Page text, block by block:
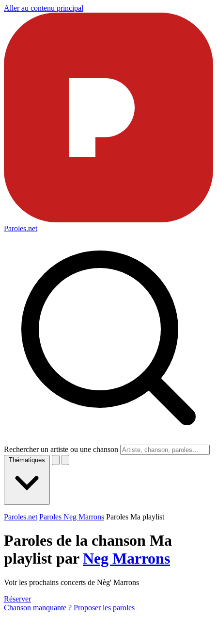
Aller au contenu principal
Paroles.net
Rechercher un artiste ou une chanson
Thématiques
Paroles.net Paroles Neg Marrons Paroles Ma playlist
Paroles de la chanson Ma
playlist parNeg Marrons
Voir les prochains concerts de Nèg' Marrons
Réserver
Chanson manquante ? Proposer les paroles